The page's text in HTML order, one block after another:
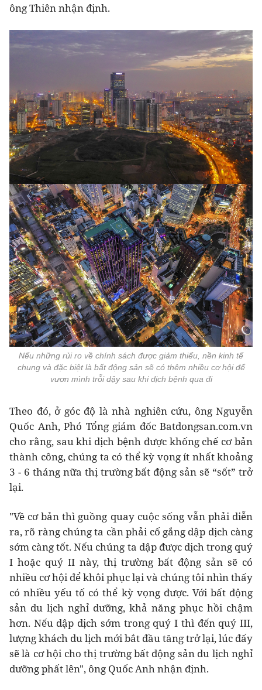
ông Thiên nhận định.
Nếu những rủi ro về chính sách được giảm thiểu, nền kinh tế
chung và đặc biệt là bất động sản sẽ có thêm nhiều cơ hội để
vươn mình trỗi dậy sau khi dịch bệnh qua đi
Theo đó, ở góc độ là nhà nghiên cứu, ông Nguyễn
Quốc Anh, Phó Tổng giám đốc Batdongsan.com.vn
cho rằng, sau khi dịch bệnh được khống chế cơ bản
thành công, chúng ta có thể kỳ vọng ít nhất khoảng
3 - 6 tháng nữa thị trường bất động sản sẽ “sốt” trở
lại.
"Về cơ bản thì guồng quay cuộc sống vẫn phải diễn
ra, rõ ràng chúng ta cần phải cố gắng dập dịch càng
sớm càng tốt. Nếu chúng ta dập được dịch trong quý
I hoặc quý II này, thị trường bất động sản sẽ có
nhiều cơ hội để khôi phục lại và chúng tôi nhìn thấy
có nhiều yếu tố có thể kỳ vọng được. Với bất động
sản du lịch nghỉ dưỡng, khả năng phục hồi chậm
hơn. Nếu dập dịch sớm trong quý I thì đến quý III,
lượng khách du lịch mới bắt đầu tăng trở lại, lúc đấy
sẽ là cơ hội cho thị trường bất động sản du lịch nghỉ
dưỡng phất lên", ông Quốc Anh nhận định.